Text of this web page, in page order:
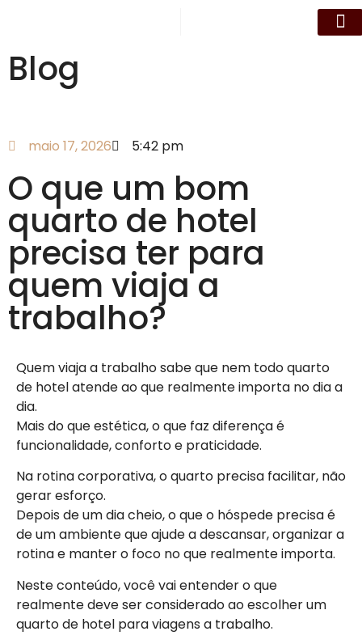
Blog
maio 17, 2026 5:42 pm
O que um bom
quarto de hotel
precisa ter para
quem viaja a
trabalho?
Quem viaja a trabalho sabe que nem todo quarto
de hotel atende ao que realmente importa no dia a
dia.
Mais do que estética, o que faz diferença é
funcionalidade, conforto e praticidade.
Na rotina corporativa, o quarto precisa facilitar, não
gerar esforço.
Depois de um dia cheio, o que o hóspede precisa é
de um ambiente que ajude a descansar, organizar a
rotina e manter o foco no que realmente importa.
Neste conteúdo, você vai entender o que
realmente deve ser considerado ao escolher um
quarto de hotel para viagens a trabalho.